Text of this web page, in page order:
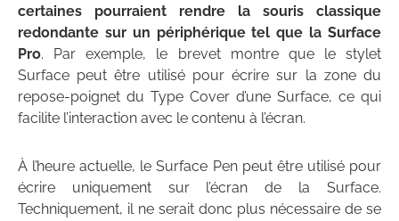
certaines pourraient rendre la souris classique
redondante sur un périphérique tel que la Surface
Pro. Par exemple, le brevet montre que le stylet
Surface peut être utilisé pour écrire sur la zone du
repose-poignet du Type Cover d’une Surface, ce qui
facilite l’interaction avec le contenu à l’écran.
À l’heure actuelle, le Surface Pen peut être utilisé pour
écrire uniquement sur l’écran de la Surface.
Techniquement, il ne serait donc plus nécessaire de se